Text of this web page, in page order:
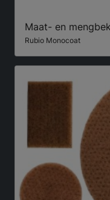
Maat- en
Rubio Monocoat